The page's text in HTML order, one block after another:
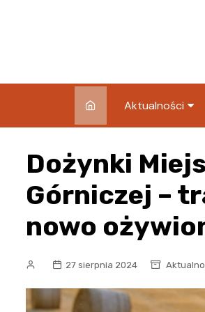
Aktualności
Blog
Dożynki
Górniczej –
nowo
27 sierpnia 2024